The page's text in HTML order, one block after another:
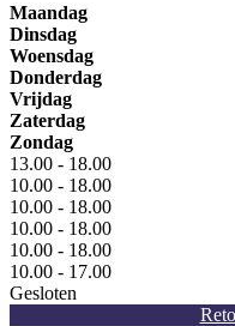
Maandag
Dinsdag
Woensdag
Donderdag
Vrijdag
Zaterdag
Zondag
13.00 - 18.00
10.00 - 18.00
10.00 - 18.00
10.00 - 18.00
10.00 - 18.00
10.00 - 17.00
Gesloten